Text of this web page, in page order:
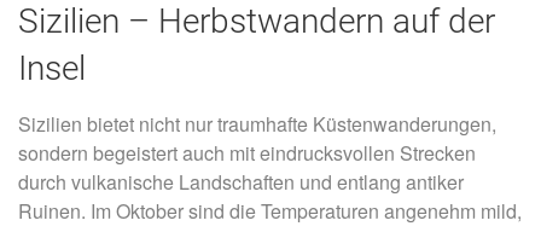
Sizilien – Herbstwandern auf der
Insel
Sizilien bietet nicht nur traumhafte Küstenwanderungen,
sondern begeistert auch mit eindrucksvollen Strecken
durch vulkanische Landschaften und entlang antiker
Ruinen. Im Oktober sind die Temperaturen angenehm mild,